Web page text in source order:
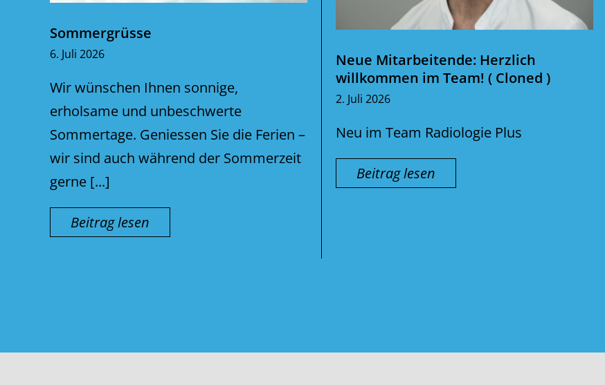
Sommergrüsse
6. Juli 2026
Wir wünschen Ihnen sonnige,
erholsame und unbeschwerte
Sommertage. Geniessen Sie die Ferien –
wir sind auch während der Sommerzeit
gerne [...]
Beitrag lesen
Neue Mitarbeitende: Herzlich
willkommen im Team! ( Cloned )
2. Juli 2026
Neu im Team Radiologie Plus
Beitrag lesen